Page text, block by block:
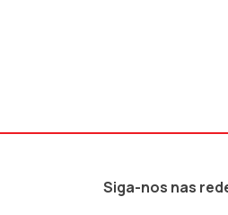
Siga-nos nas